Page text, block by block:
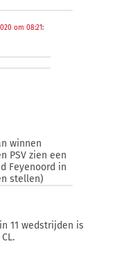
om 08:21:
winnen
PSV zien een
Feyenoord in
stellen)
11 wedstrijden is